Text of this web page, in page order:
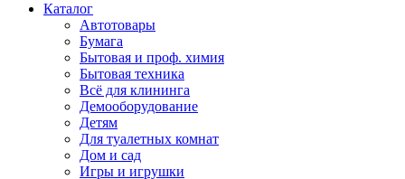
Каталог
Автотовары
Бумага
Бытовая и проф. химия
Бытовая техника
Всё для клининга
Демооборудование
Детям
Для туалетных комнат
Дом и сад
Игры и игрушки